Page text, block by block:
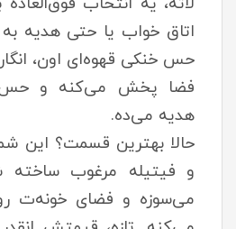
اتاق خواب یا حتی هدیه
حس خنکی قهوه‌ای اون،
فضا پخش می‌کنه و حس
هدیه می‌ده.
حالا بهترین قسمت؟ این
و فیتیله مرغوب
می‌سوزه و فضای خونه‌ت